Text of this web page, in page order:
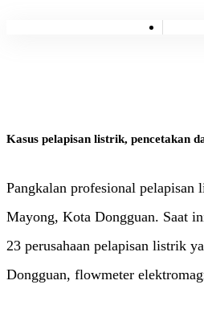
Kasus pelapisan listrik, pencetakan
Pangkalan profesional
Mayong, Kota Dongguan. Saat
23 perusahaan pelapisan listrik
Dongguan, flowmeter